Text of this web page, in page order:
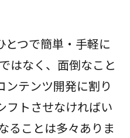
とつで簡単・手軽に
はなく、面倒なこと
ンテンツ開発に割り
フトさせなければい
ることは多々ありま